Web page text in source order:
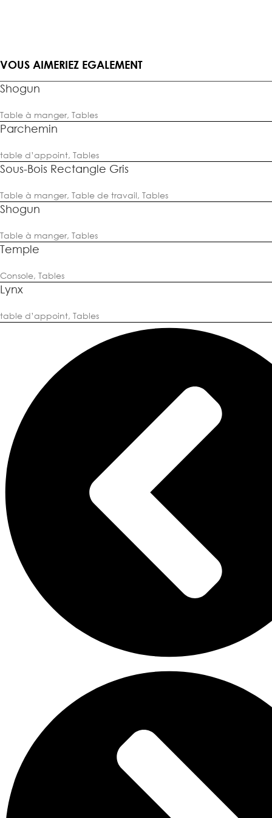
VOUS AIMERIEZ EGALEMENT
Shogun
Table à manger, Tables
Parchemin
table d’appoint, Tables
Sous-Bois Rectangle Gris
Table à manger, Table de travail, Tables
Shogun
Table à manger, Tables
Temple
Console, Tables
Lynx
table d’appoint, Tables